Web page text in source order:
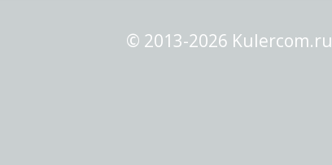
© 2013-2026 Kulercom.ru